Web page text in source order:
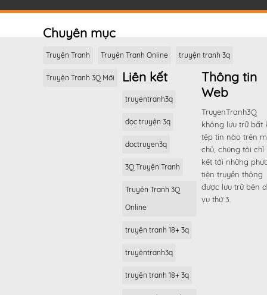
Chuyên mục
Truyện Tranh Truyện Tranh Online truyện tranh 3q
Truyện Tranh 3Q Mới Liên kết
truyentranh3q
đọc truyện 3q
doctruyen3q
3Q Truyện Tranh
Truyện Tranh 3Q
Online
truyện tranh 18+ 3q
truyệntranh3q
truyện tranh 18+ 3q
Thông tin
Web
TruyenTranh3Q
không lưu trữ bất
tệp tin nào trên
chủ, chúng tôi chỉ
kết tới những
tiện truyền thông
được lưu trữ bên
vụ thứ 3.